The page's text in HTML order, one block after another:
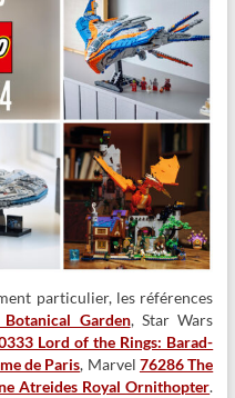
particulier, les références
Botanical Garden, Star Wars
Lord of the Rings: Barad-
de Paris, Marvel 76286 The
Atreides Royal Ornithopter.